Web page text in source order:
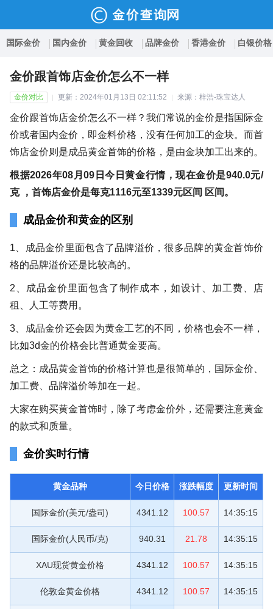
国际金价 国内金价 黄金回收 品牌金价 香港金价 白银价格
金价跟首饰店金价怎么不一样
金价对比 更新：2024年01月13日 02:11:52 来源：梓浩-珠宝达人
金价跟首饰店金价怎么不一样？我们常说的金价是指国际金
价或者国内金价，即金料价格，没有任何加工的金块。而首
饰店金价则是成品黄金首饰的价格，是由金块加工出来的。
根据2026年08月09日今日黄金行情，现在金价是940.0元/
克 ，首饰店金价是每克1116元至1339元区间 区间。
成品金价和黄金的区别
1、成品金价里面包含了品牌溢价，很多品牌的黄金首饰价
格的品牌溢价还是比较高的。
2、成品金价里面包含了制作成本，如设计、加工费、店
租、人工等费用。
3、成品金价还会因为黄金工艺的不同，价格也会不一样，
比如3d金的价格会比普通黄金要高。
总之：成品黄金首饰的价格计算也是很简单的，国际金价、
加工费、品牌溢价等加在一起。
大家在购买黄金首饰时，除了考虑金价外，还需要注意黄金
的款式和质量。
金价实时行情
黄金品种 今日价格 涨跌幅度 更新时间
国际金价(美元/盎司) 4341.12 100.57 14:35:15
国际金价(人民币/克) 940.31 21.78 14:35:15
XAU现货黄金价格 4341.12 100.57 14:35:15
伦敦金黄金价格 4341.12 100.57 14:35:15